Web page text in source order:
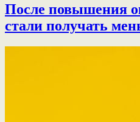
После повышения
стали получать